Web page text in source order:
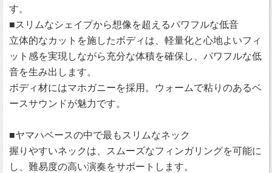
す。
■スリムなシェイプから想像を超えるパワフルな低音
立体的なカットを施したボディは、軽量化と心地よいフィ
ット感を実現しながら充分な体積を確保し、パワフルな低
音を生み出します。
ボディ材にはマホガニーを採用。ウォームで粘りのあるベ
ースサウンドが魅力です。
■ヤマハベースの中で最もスリムなネック
握りやすいネックは、スムーズなフィンガリングを可能に
し、難易度の高い演奏をサポートします。